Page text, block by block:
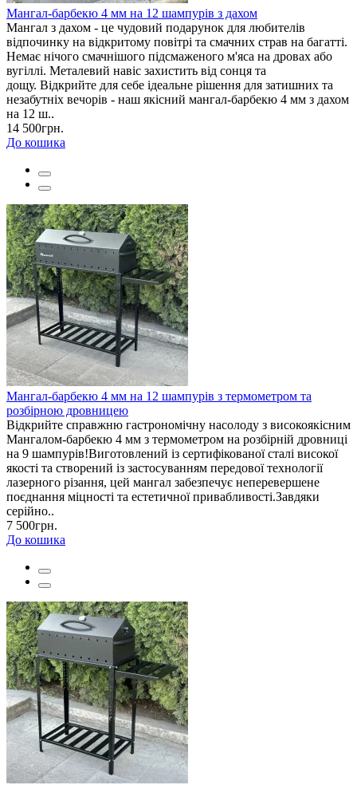
Мангал-барбекю 4 мм на 12 шампурів з дахом
Мангал з дахом - це чудовий подарунок для любителів
відпочинку на відкритому повітрі та смачних страв на багатті.
Немає нічого смачнішого підсмаженого м'яса на дровах або
вугіллі. Металевий навіс захистить від сонця та
дощу. Відкрийте для себе ідеальне рішення для затишних та
незабутніх вечорів - наш якісний мангал-барбекю 4 мм з дахом
на 12 ш..
14 500грн.
До кошика
Мангал-барбекю 4 мм на 12 шампурів з термометром та
розбірною дровницею
Відкрийте справжню гастрономічну насолоду з високоякісним
Мангалом-барбекю 4 мм з термометром на розбірній дровниці
на 9 шампурів!Виготовлений із сертифікованої сталі високої
якості та створений із застосуванням передової технології
лазерного різання, цей мангал забезпечує неперевершене
поєднання міцності та естетичної привабливості.Завдяки
серійно..
7 500грн.
До кошика